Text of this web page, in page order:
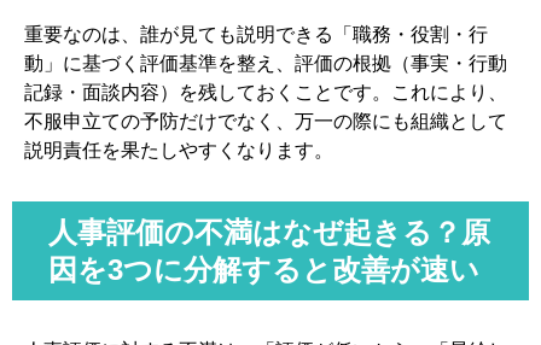
性で差をつけない等）
9. まとめ
重要なのは、誰が見ても説明できる「職務・役割・行
動」に基づく評価基準を整え、評価の根拠（事実・行動
記録・面談内容）を残しておくことです。これにより、
不服申立ての予防だけでなく、万一の際にも組織として
説明責任を果たしやすくなります。
人事評価の不満はなぜ起きる？原
因を3つに分解すると改善が速い